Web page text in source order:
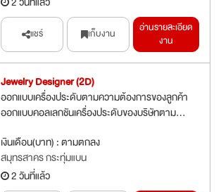
แชร์ เก็บงาน
อ่านรายละเอียด
งาน
Jewelry Designer (2D)
ออกแบบเครื่องประดับตามความต้องการของลูกค้า
ออกแบบคอลเลกชันเครื่องประดับของบริษัทตาม...
เงินเดือน(บาท) : ตามตกลง
สมุทรสาคร กระทุ่มแบน
2 วันที่แล้ว